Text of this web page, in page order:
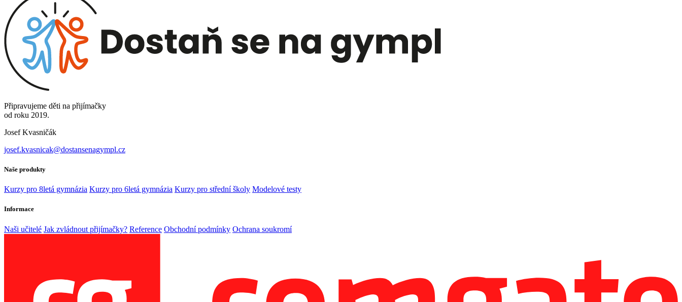
Připravujeme děti na přijímačky
od roku 2019.
Josef Kvasničák
josef.kvasnicak@dostansenagympl.cz
Naše produkty
Kurzy pro 8letá gymnázia Kurzy pro 6letá gymnázia Kurzy pro střední školy Modelové testy
Informace
Naši učitelé Jak zvládnout přijímačky? Reference Obchodní podmínky Ochrana soukromí